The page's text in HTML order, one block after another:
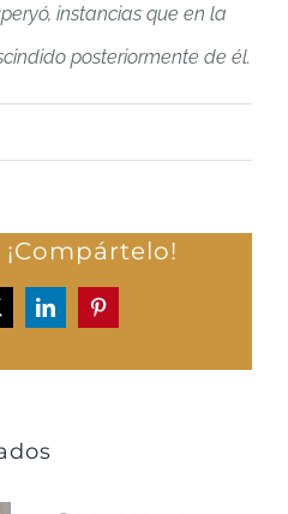
instancias que en la
posteriormente de él.
¡Compártelo!
LinkedInPinterest